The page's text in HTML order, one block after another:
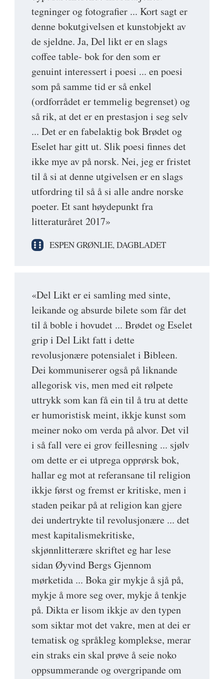
tegninger og fotografier ... Kort sagt er
denne bokutgivelsen et kunstobjekt av
de sjeldne. Ja, Del likt er en slags
coffee table- bok for den som er
genuint interessert i poesi ... en poesi
som på samme tid er så enkel
(ordforrådet er temmelig begrenset) og
så rik, at det er en prestasjon i seg selv
... Det er en fabelaktig bok Brødet og
Eselet har gitt ut. Slik poesi finnes det
ikke mye av på norsk. Nei, jeg er fristet
til å si at denne utgivelsen er en slags
utfordring til så å si alle andre norske
poeter. Et sant høydepunkt fra
litteraturåret 2017»
ESPEN GRØNLIE, DAGBLADET
«Del Likt er ei samling med sinte,
leikande og absurde bilete som får det
til å boble i hovudet ... Brødet og Eselet
grip i Del Likt fatt i dette
revolusjonære potensialet i Bibleen.
Dei kommuniserer også på liknande
allegorisk vis, men med eit rølpete
uttrykk som kan få ein til å tru at dette
er humoristisk meint, ikkje kunst som
meiner noko om verda på alvor. Det vil
i så fall vere ei grov feillesning ... sjølv
om dette er ei utprega opprørsk bok,
hallar eg mot at referansane til religion
ikkje først og fremst er kritiske, men i
staden peikar på at religion kan gjere
dei undertrykte til revolusjonære ... det
mest kapitalismekritiske,
skjønnlitterære skriftet eg har lese
sidan Øyvind Bergs Gjennom
mørketida ... Boka gir mykje å sjå på,
mykje å more seg over, mykje å tenkje
på. Dikta er lisom ikkje av den typen
som siktar mot det vakre, men at dei er
tematisk og språkleg komplekse, merar
ein straks ein skal prøve å seie noko
oppsummerande og overgripande om